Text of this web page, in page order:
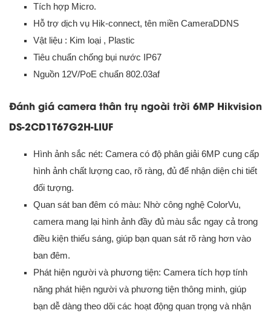
Tích hợp Micro.
Hỗ trợ dịch vụ Hik-connect, tên miền CameraDDNS
Vật liệu : Kim loại , Plastic
Tiêu chuẩn chống bụi nước IP67
Nguồn 12V/PoE chuẩn 802.03af
Đánh giá camera thân trụ ngoài trời 6MP Hikvision
DS-2CD1T67G2H-LIUF
Hình ảnh sắc nét: Camera có độ phân giải 6MP cung cấp
hình ảnh chất lượng cao, rõ ràng, đủ để nhận diện chi tiết
đối tượng.
Quan sát ban đêm có màu: Nhờ công nghệ ColorVu,
camera mang lại hình ảnh đầy đủ màu sắc ngay cả trong
điều kiện thiếu sáng, giúp bạn quan sát rõ ràng hơn vào
ban đêm.
Phát hiện người và phương tiện: Camera tích hợp tính
năng phát hiện người và phương tiện thông minh, giúp
bạn dễ dàng theo dõi các hoạt động quan trọng và nhận